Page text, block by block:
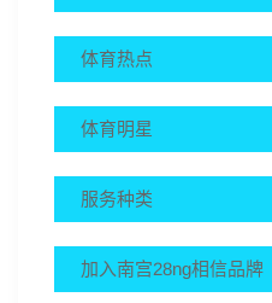
体育热点
体育明星
服务种类
加入南宫28ng相信品牌